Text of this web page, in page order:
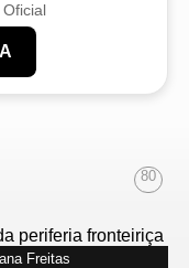
Oficial
80
Freitas